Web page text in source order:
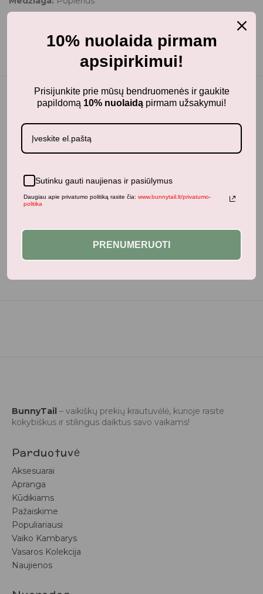
Panašūs produktai
Neseniai žiūrėti produktai
BunnyTail – vaikiškų prekių krautuvėlė, kurioje rasite
kokybiškus ir stilingus daiktus savo vaikams!
Parduotuvė
Aksesuarai
Apranga
Kūdikiams
Pažaiskime
Populiariausi
Vaiko Kambarys
Vasaros Kolekcija
Naujienos
10% nuolaida pirmam
apsipirkimui!
Prisijunkite prie mūsų bendruomenės ir gaukite
papildomą 10% nuolaidą pirmam užsakymui!
Sutinku gauti naujienas ir pasiūlymus
Daugiau apie privatumo politiką rasite čia: www.bunnytail.lt/privatumo-
politika
PRENUMERUOTI